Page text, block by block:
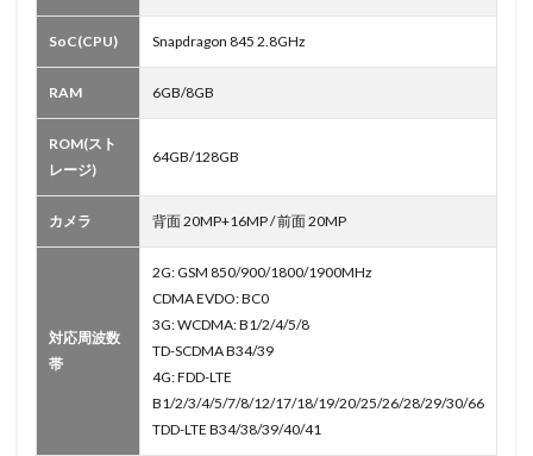
SoC(CPU) Snapdragon 845 2.8GHz
RAM 6GB/8GB
ROM(スト
レージ)
64GB/128GB
カメラ 背面 20MP+16MP / 前面 20MP
対応周波数
帯
2G: GSM 850/900/1800/1900MHz
CDMA EVDO: BC0
3G: WCDMA: B1/2/4/5/8
TD-SCDMA B34/39
4G: FDD-LTE
B1/2/3/4/5/7/8/12/17/18/19/20/25/26/28/29/30/66
TDD-LTE B34/38/39/40/41